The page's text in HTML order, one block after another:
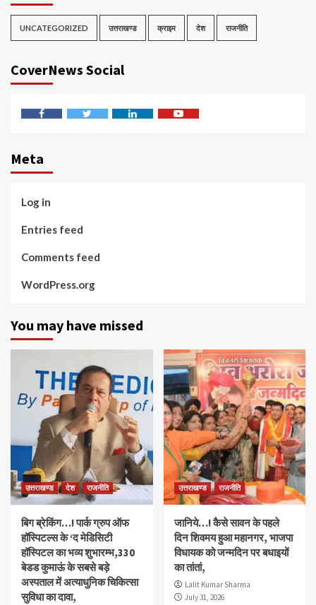
UNCATEGORIZED उत्तराखण्ड क्राइम देश राजनीति
CoverNews Social
Meta
Log in
Entries feed
Comments feed
WordPress.org
You may have missed
उत्तराखण्ड देश राजनीति
बिग ब्रेकिंग…! पार्क ग्रुप ऑफ
हॉस्पिटल्स के ‘द मेडिसिटी
हॉस्पिटल का भव्य शुभारम्भ,330
बेडड कुमाऊं के सबसे बड़े
अस्पताल में अत्याधुनिक चिकित्सा
सुविधा का दावा,
उत्तराखण्ड राजनीति
जानिये…! कैसे सावन के पहले
दिन शिवमय हुआ महानगर, भाजपा
विधायक को जन्मदिन पर बधाइयों
का तांतां,
Lalit Kumar Sharma
July 31, 2026